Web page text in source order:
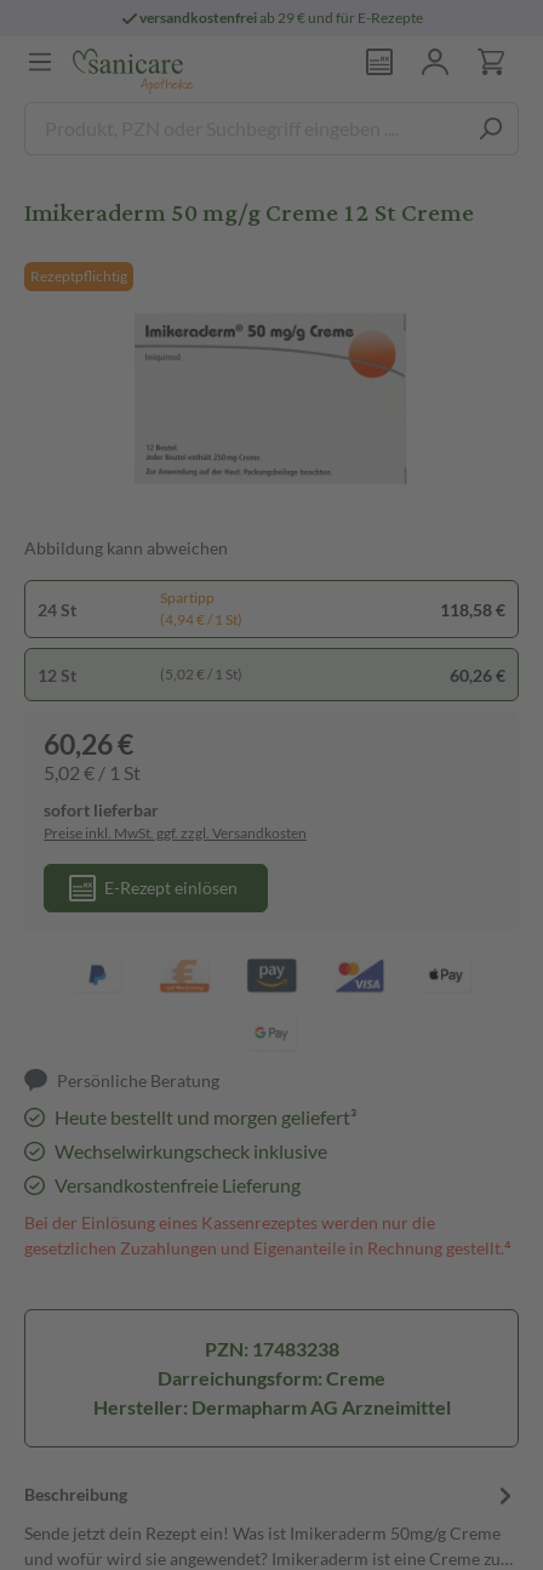
versandkostenfreiab 29 € und für E-Rezepte
Imikeraderm 50 mg/g Creme 12 St Creme
Rezeptpflichtig
Abbildung kann abweichen
24 St
Spartipp
(4,94 € / 1 St)
118,58 €
12 St (5,02 € / 1 St) 60,26 €
60,26 €
5,02 € / 1 St
sofort lieferbar
Preise inkl. MwSt. ggf. zzgl. Versandkosten
E-Rezept einlösen
Persönliche Beratung
Heute bestellt und morgen geliefert³
Wechselwirkungscheck inklusive
Versandkostenfreie Lieferung
Bei der Einlösung eines Kassenrezeptes werden nur die
gesetzlichen Zuzahlungen und Eigenanteile in Rechnung gestellt.⁴
PZN: 17483238
Darreichungsform: Creme
Hersteller: Dermapharm AG Arzneimittel
Beschreibung
Sende jetzt dein Rezept ein! Was ist Imikeraderm 50mg/g Creme
und wofür wird sie angewendet? Imikeraderm ist eine Creme zu…